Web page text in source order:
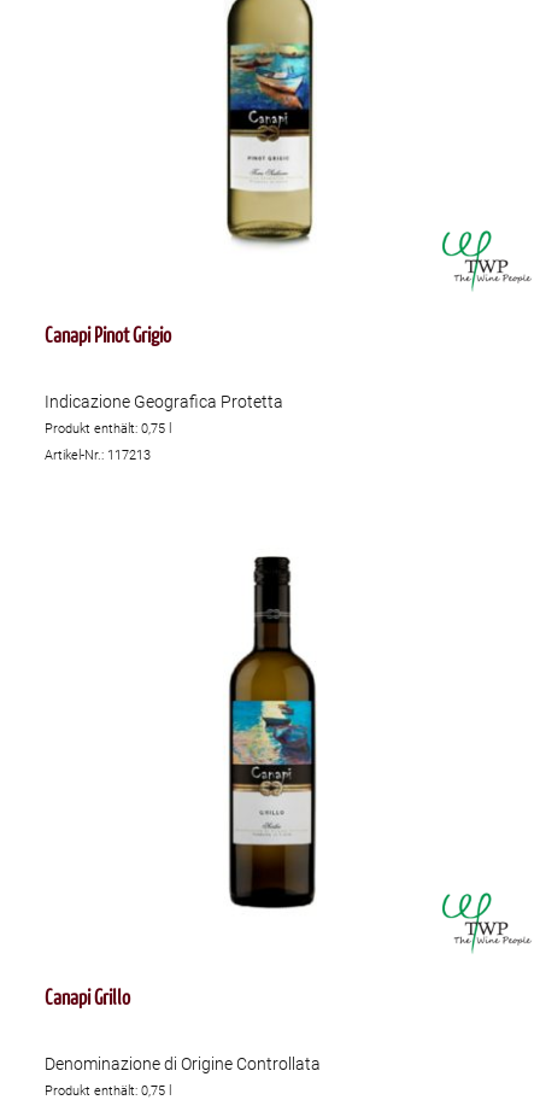
Canapi Pinot Grigio
Indicazione Geografica Protetta
Produkt enthält: 0,75
Artikel-Nr.: 117213
Canapi Grillo
Denominazione di Origine Controllata
Produkt enthält: 0,75